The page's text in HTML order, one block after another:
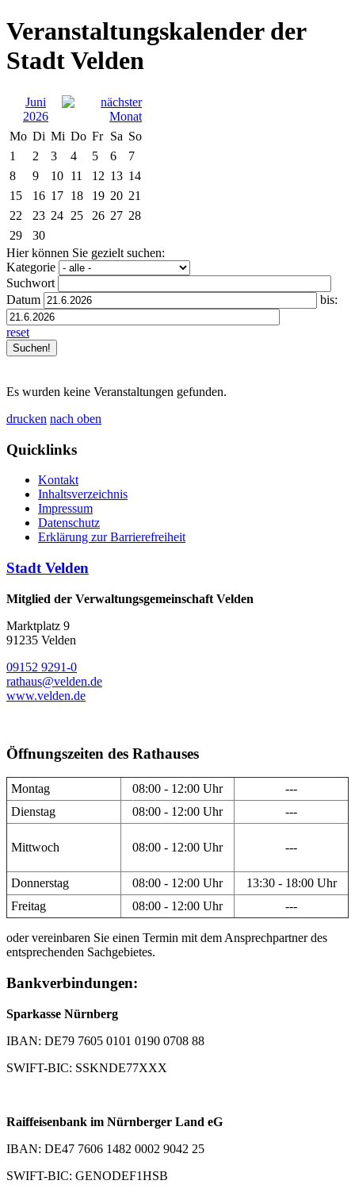
Veranstaltungskalender der
Stadt Velden
Juni
2026
Mo Di Mi Do Fr Sa So
1
2 3 4 5 6
7
8
9 10 11 12 13 14
15
16 17 18 19 20 21
22
23 24 25 26 27 28
29
30
Hier können Sie gezielt suchen:
Kategorie
Suchwort
Datum
bis:
reset
Es wurden keine Veranstaltungen gefunden.
drucken nach oben
Quicklinks
Kontakt
Inhaltsverzeichnis
Impressum
Datenschutz
Erklärung zur Barrierefreiheit
Stadt Velden
Mitglied der Verwaltungsgemeinschaft Velden
Marktplatz 9
91235 Velden
09152 9291-0
rathaus@velden.de
www.velden.de
Öffnungszeiten des Rathauses
Montag 08:00 - 12:00 Uhr
---
Dienstag
08:00 - 12:00 Uhr ---
Mittwoch 08:00 - 12:00 Uhr ---
Donnerstag 08:00 - 12:00 Uhr
13:30 - 18:00 Uhr
Freitag
08:00 - 12:00 Uhr ---
oder vereinbaren Sie einen Termin mit dem Ansprechpartner des
entsprechenden Sachgebietes.
Bankverbindungen:
Sparkasse Nürnberg
IBAN: DE79 7605 0101 0190 0708 88
SWIFT-BIC: SSKNDE77XXX
Raiffeisenbank im Nürnberger Land eG
IBAN: DE47 7606 1482 0002 9042 25
SWIFT-BIC: GENODEF1HSB